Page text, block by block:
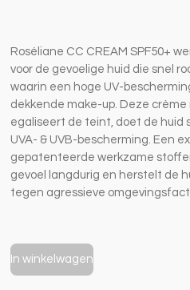
Roséliane CC CREAM SPF50+
voor de gevoelige huid die snel
waarin een hoge UV-
dekkende make-up. Deze
egaliseert de teint, doet de huid
UVA- & UVB-bescherming. Een
gepatenteerde werkzame
gevoel langdurig en herstelt de
tegen agressieve
In winkelwagen